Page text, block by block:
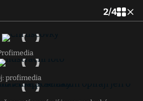
2/4
profimedia